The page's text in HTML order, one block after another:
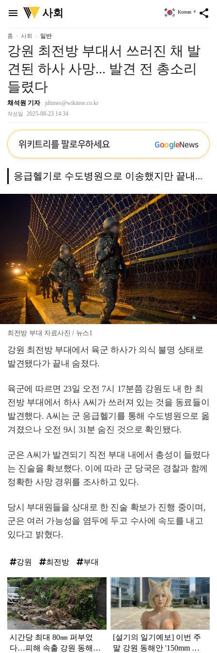
menu
위
키
리
사회 share
Korean ▼
홈 사회 일반
강원 최전방 부대서 쓰러진 채 발
견된 하사 사망... 발견 전 총소리
들렸다
채석원 기자 jdtimes@wikitree.co.kr
작성일 2025-08-23 14:34
위키트리를 팔로우하세요 GoogleNews
응급헬기로 수도병원으로 이송했지만 끝내...
최전방 부대 자료사진 / 뉴스1
강원 최전방 부대에서 육군 하사가 의식 불명 상태로
발견됐다가 끝내 숨졌다.
육군에 따르면 23일 오전 7시 17분쯤 강원도 내 한 최
전방 부대에서 하사 A씨가 쓰러져 있는 것을 동료들이
발견했다. A씨는 군 응급헬기를 통해 수도병원으로 옮
겨졌으나 오전 9시 31분 숨진 것으로 확인됐다.
군은 A씨가 발견되기 직전 부대 내에서 총성이 들렸다
는 진술을 확보했다. 이에 따라 군 당국은 경찰과 함께
정확한 사망 경위를 조사하고 있다.
당시 부대원들을 상대로 한 진술 확보가 진행 중이며,
군은 여러 가능성을 염두에 두고 수사에 속도를 내고
있다고 밝혔다.
강원 최전방 부대
탑
라
인
시간당 최대 80㎜ 퍼부었
다…피해 속출 강원 동해안
[설기의 일기예보] 이번 주
말 강원 동해안 '150mm 물